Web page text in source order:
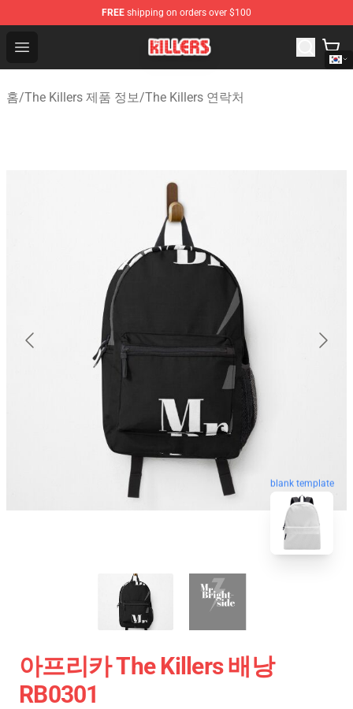
FREE shipping on orders over $100
Open menu
The Killers Shop - Official The Killers Merchandise Store
홈/The Killers 제품 정보/The Killers 연락처
blank template
아프리카 The Killers 배낭
RB0301